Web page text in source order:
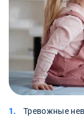
Тревожные